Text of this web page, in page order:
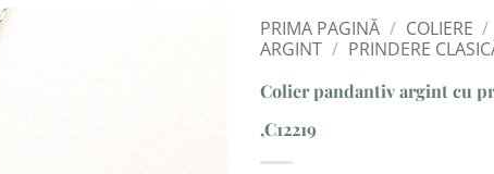
PRIMA PAGINĂ / COLIERE /
ARGINT / PRINDERE
Colier pandantiv argint cu
,C12219